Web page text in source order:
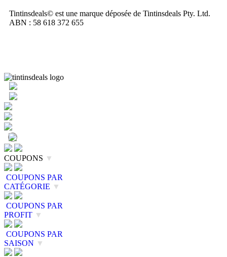
Tintinsdeals© est une marque déposée de Tintinsdeals Pty. Ltd.
ABN : 58 618 372 655
COUPONS ▼
COUPONS PAR
CATÉGORIE ▼
COUPONS PAR
PROFIT ▼
COUPONS PAR
SAISON ▼